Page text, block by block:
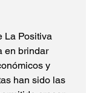
La Positiva
en brindar
y
han sido las